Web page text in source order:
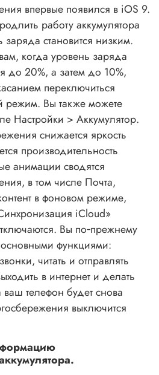
впервые появился в iOS 9.
работу аккумулятора
становится низким.
когда уровень заряда
до 20%, а затем до 10%,
переключиться
режим. Вы также можете
Настройки > Аккумулятор.
снижается яркость
производительность
анимации сводятся
в том числе Почта,
в фоновом режиме,
iCloud»
Вы по‑прежнему
функциями:
читать и отправлять
в интернет и делать
телефон будет снова
выключится